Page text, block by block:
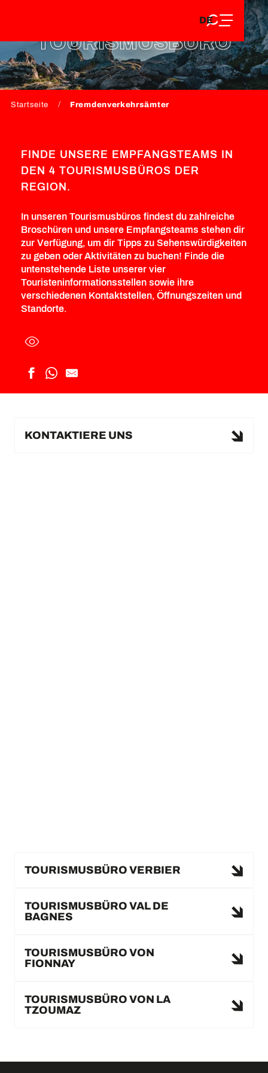
principal
EN
DE
FR
EN
TOURISMUSBÜRO
Startseite Fremdenverkehrsämter
FINDE UNSERE EMPFANGSTEAMS IN
DEN 4 TOURISMUSBÜROS DER
REGION.
In unseren Tourismusbüros findest du zahlreiche
Broschüren und unsere Empfangsteams stehen dir
zur Verfügung, um dir Tipps zu Sehenswürdigkeiten
zu geben oder Aktivitäten zu buchen! Finde die
untenstehende Liste unserer vier
Touristeninformationsstellen sowie ihre
verschiedenen Kontaktstellen, Öffnungszeiten und
Standorte.
KONTAKTIERE UNS
TOURISMUSBÜRO VERBIER
TOURISMUSBÜRO VAL DE
BAGNES
TOURISMUSBÜRO VON
FIONNAY
TOURISMUSBÜRO VON LA
TZOUMAZ